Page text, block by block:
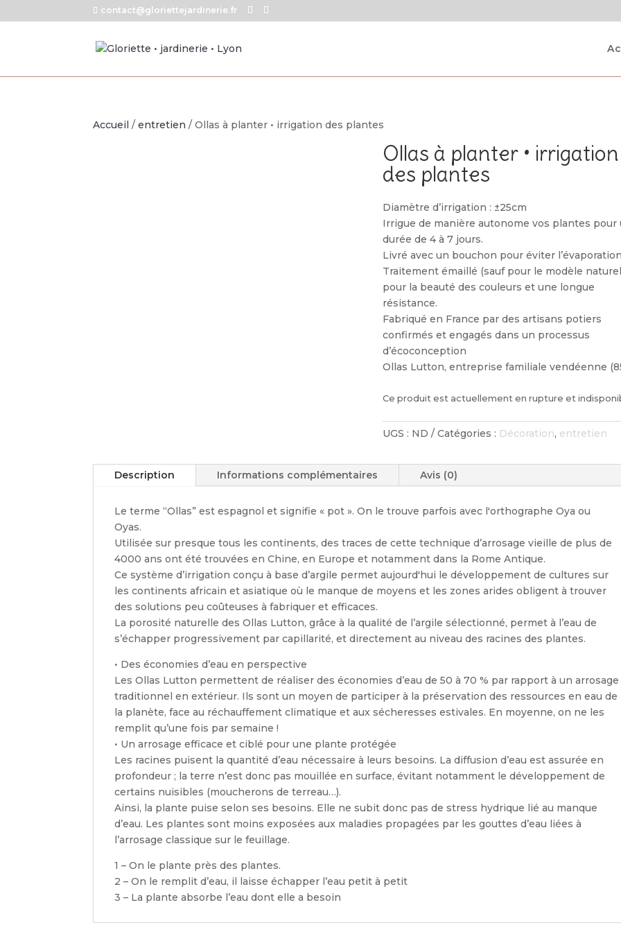
contact@gloriettejardinerie.fr
Accueil /entretien / Ollas à planter • irrigation des plantes
Ollas à planter • irrigation
des plantes
Diamètre d’irrigation : ±25cm
Irrigue de manière autonome vos plantes pour
durée de 4 à 7 jours.
Livré avec un bouchon pour éviter
Traitement émaillé (sauf pour le modèle
pour la beauté des couleurs et une longue
résistance.
Fabriqué en France par des artisans potiers
confirmés et engagés dans un processus
d’écoconception
Ollas Lutton, entreprise familiale vendéenne
Ce produit est actuellement en rupture et
UGS : ND Catégories : Décoration, entretien
Description Informations complémentaires Avis (0)
Le terme “Ollas” est espagnol et signifie « pot ». On le trouve parfois avec l'orthographe Oya ou
Oyas.
Utilisée sur presque tous les continents, des traces de cette technique d’arrosage vieille de plus de
4000 ans ont été trouvées en Chine, en Europe et notamment dans la Rome Antique.
Ce système d’irrigation conçu à base d’argile permet aujourd'hui le développement de cultures sur
les continents africain et asiatique où le manque de moyens et les zones arides obligent à trouver
des solutions peu coûteuses à fabriquer et efficaces.
La porosité naturelle des Ollas Lutton, grâce à la qualité de l’argile sélectionné, permet à l’eau de
s’échapper progressivement par capillarité, et directement au niveau des racines des plantes.
• Des économies d’eau en perspective
Les Ollas Lutton permettent de réaliser des économies d’eau de 50 à 70 % par rapport à un arrosage
traditionnel en extérieur. Ils sont un moyen de participer à la préservation des ressources en eau de
la planète, face au réchauffement climatique et aux sécheresses estivales. En moyenne, on ne les
remplit qu’une fois par semaine !
• Un arrosage efficace et ciblé pour une plante protégée
Les racines puisent la quantité d’eau nécessaire à leurs besoins. La diffusion d’eau est assurée en
profondeur ; la terre n’est donc pas mouillée en surface, évitant notamment le développement de
certains nuisibles (moucherons de terreau…).
Ainsi, la plante puise selon ses besoins. Elle ne subit donc pas de stress hydrique lié au manque
d’eau. Les plantes sont moins exposées aux maladies propagées par les gouttes d’eau liées à
l’arrosage classique sur le feuillage.
1 – On le plante près des plantes.
2 – On le remplit d’eau, il laisse échapper l’eau petit à petit
3 – La plante absorbe l’eau dont elle a besoin